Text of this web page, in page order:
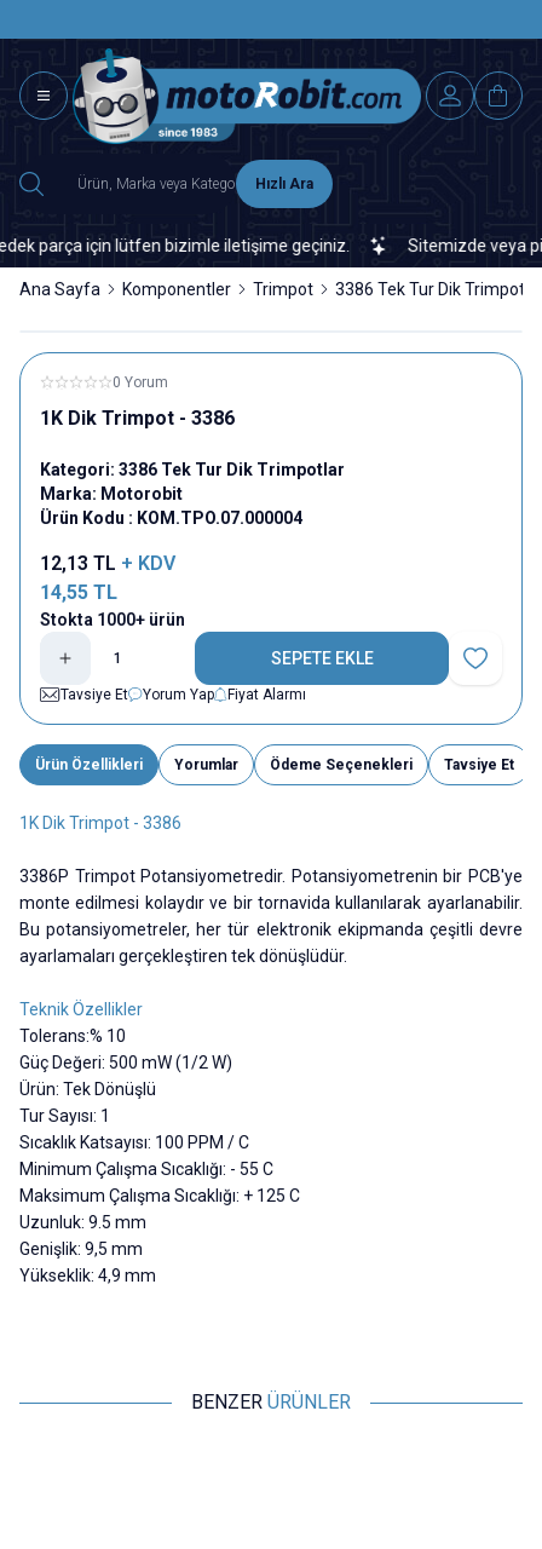
Hızlı Ara
parça için lütfen bizimle iletişime geçiniz. Sitemizde veya
Ana Sayfa Komponentler Trimpot 3386 Tek Tur Dik
0 Yorum
1K Dik Trimpot - 3386
Kategori: 3386 Tek Tur Dik Trimpotlar
Marka: Motorobit
Ürün Kodu : KOM.TPO.07.000004
12,13 TL + KDV
14,55 TL
Stokta 1000+ ürün
SEPETE EKLE
Favoriye
Tavsiye Et
Yorum Yap Fiyat Alarmı
Ürün Özellikleri Yorumlar Ödeme Seçenekleri Tavsiye Et
1K Dik Trimpot - 3386
3386P Trimpot Potansiyometredir. Potansiyometrenin bir PCB'ye
monte edilmesi kolaydır ve bir tornavida kullanılarak ayarlanabilir.
Bu potansiyometreler, her tür elektronik ekipmanda çeşitli devre
ayarlamaları gerçekleştiren tek dönüşlüdür.
Teknik Özellikler
Tolerans:% 10
Güç Değeri: 500 mW (1/2 W)
Ürün: Tek Dönüşlü
Tur Sayısı: 1
Sıcaklık Katsayısı: 100 PPM / C
Minimum Çalışma Sıcaklığı: - 55 C
Maksimum Çalışma Sıcaklığı: + 125 C
Uzunluk: 9.5 mm
Genişlik: 9,5 mm
Yükseklik: 4,9 mm
BENZER ÜRÜNLER